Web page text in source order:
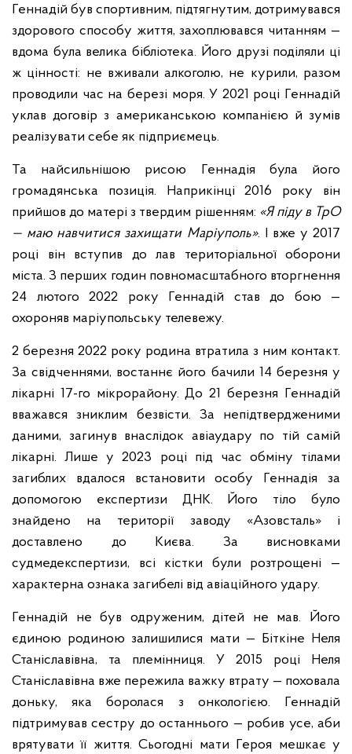
Геннадій був спортивним, підтягнутим, дотримувався
здорового способу життя, захоплювався читанням —
вдома була велика бібліотека. Його друзі поділяли ці
ж цінності: не вживали алкоголю, не курили, разом
проводили час на березі моря. У 2021 році Геннадій
уклав договір з американською компанією й зумів
реалізувати себе як підприємець.
Та найсильнішою рисою Геннадія була його
громадянська позиція. Наприкінці 2016 року він
прийшов до матері з твердим рішенням: «Я піду в ТрО
— маю навчитися захищати Маріуполь». І вже у 2017
році він вступив до лав територіальної оборони
міста. З перших годин повномасштабного вторгнення
24 лютого 2022 року Геннадій став до бою —
охороняв маріупольську телевежу.
2 березня 2022 року родина втратила з ним контакт.
За свідченнями, востаннє його бачили 14 березня у
лікарні 17-го мікрорайону. До 21 березня Геннадій
вважався зниклим безвісти. За непідтвердженими
даними, загинув внаслідок авіаудару по тій самій
лікарні. Лише у 2023 році під час обміну тілами
загиблих вдалося встановити особу Геннадія за
допомогою експертизи ДНК. Його тіло було
знайдено на території заводу «Азовсталь» і
доставлено до Києва. За висновками
судмедекспертизи, всі кістки були розтрощені —
характерна ознака загибелі від авіаційного удару.
Геннадій не був одруженим, дітей не мав. Його
єдиною родиною залишилися мати — Біткіне Неля
Станіславівна, та племінниця. У 2015 році Неля
Станіславівна вже пережила важку втрату — поховала
доньку, яка боролася з онкологією. Геннадій
підтримував сестру до останнього — робив усе, аби
врятувати її життя. Сьогодні мати Героя мешкає у